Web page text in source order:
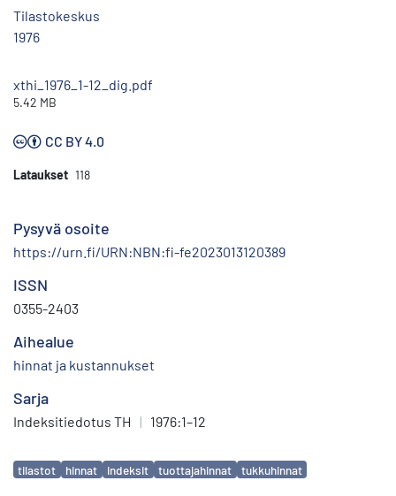
Tilastokeskus
1976
xthi_1976_1-12_dig.pdf
5.42 MB
CC BY 4.0
Lataukset 118
Pysyvä osoite
https://urn.fi/URN:NBN:fi-fe2023013120389
ISSN
0355-2403
Aihealue
hinnat ja kustannukset
Sarja
Indeksitiedotus TH | 1976:1–12
Avainsanat
tilastot hinnat indeksit tuottajahinnat tukkuhinnat